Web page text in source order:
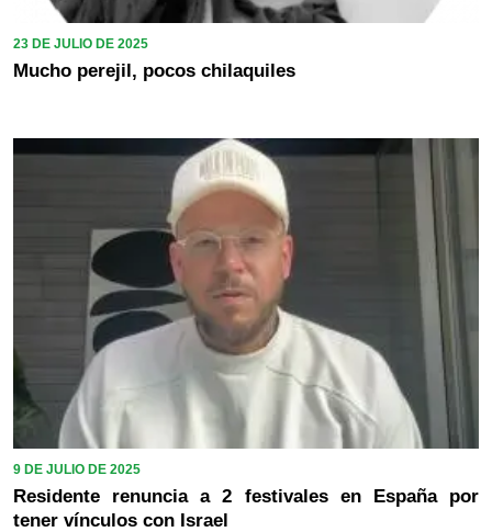
23 DE JULIO DE 2025
Mucho perejil, pocos chilaquiles
9 DE JULIO DE 2025
Residente renuncia a 2 festivales en España por
tener vínculos con Israel